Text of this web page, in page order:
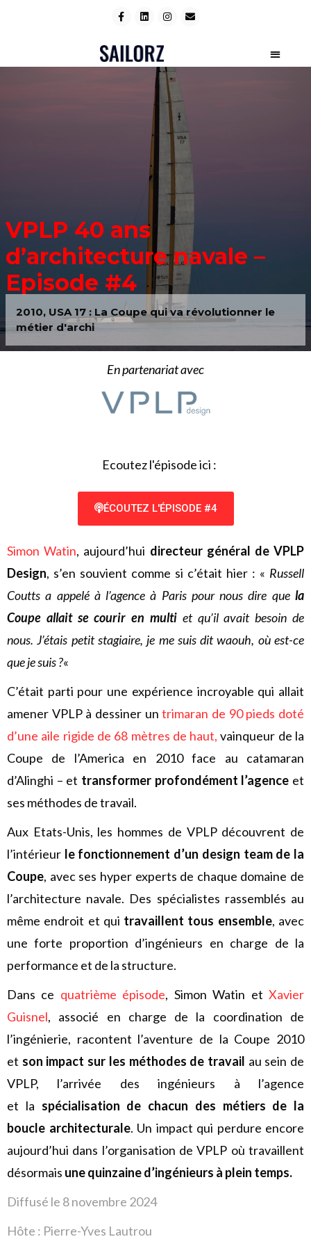
VPLP 40 ans
d’architecture navale –
Episode #4
2010, USA 17 : La Coupe qui va révolutionner le
métier d'archi
En partenariat avec
Ecoutez l'épisode ici :
ÉCOUTEZ L'ÉPISODE #4
Simon Watin, aujourd’hui directeur général de VPLP
Design, s’en souvient comme si c’était hier : « Russell
Coutts a appelé à l’agence à Paris pour nous dire que la
Coupe allait se courir en multi et qu’il avait besoin de
nous. J’étais petit stagiaire, je me suis dit waouh, où est-ce
que je suis ?«
C’était parti pour une expérience incroyable qui allait
amener VPLP à dessiner untrimaran de 90 pieds doté
d’une aile rigide de 68 mètres de haut, vainqueur de la
Coupe de l’America en 2010 face au catamaran
d’Alinghi – et transformer profondément l’agence et
ses méthodes de travail.
Aux Etats-Unis, les hommes de VPLP découvrent de
l’intérieur le fonctionnement d’un design team de la
Coupe, avec ses hyper experts de chaque domaine de
l’architecture navale. Des spécialistes rassemblés au
même endroit et qui travaillent tous ensemble, avec
une forte proportion d’ingénieurs en charge de la
performance et de la structure.
Dans ce quatrième épisode, Simon Watin etXavier
Guisnel, associé en charge de la coordination de
l’ingénierie, racontent l’aventure de la Coupe 2010
et son impact sur les méthodes de travail au sein de
VPLP, l’arrivée des ingénieurs à l’agence
et la spécialisation de chacun des métiers de la
boucle architecturale. Un impact qui perdure encore
aujourd’hui dans l’organisation de VPLP où travaillent
désormais une quinzaine d’ingénieurs à plein temps.
Diffusé le 8 novembre 2024
Hôte : Pierre-Yves Lautrou